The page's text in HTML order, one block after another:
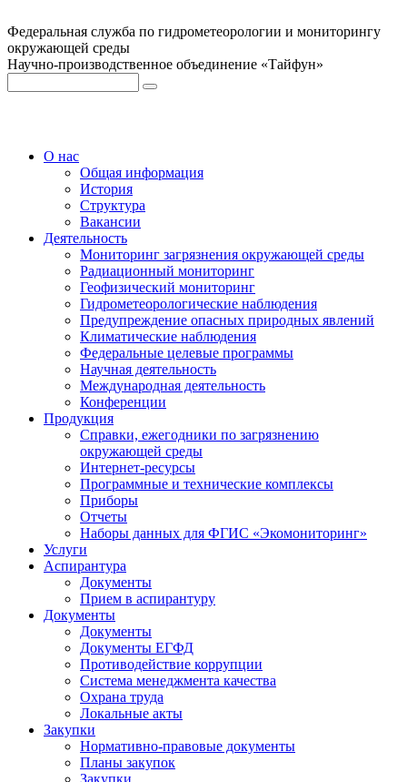
Федеральная служба по гидрометеорологии и мониторингу
окружающей среды
Научно-производственное объединение «Тайфун»
О нас
Общая информация
История
Структура
Вакансии
Деятельность
Мониторинг загрязнения окружающей среды
Радиационный мониторинг
Геофизический мониторинг
Гидрометеорологические наблюдения
Предупреждение опасных природных явлений
Климатические наблюдения
Федеральные целевые программы
Научная деятельность
Международная деятельность
Конференции
Продукция
Справки, ежегодники по загрязнению
окружающей среды
Интернет-ресурсы
Программные и технические комплексы
Приборы
Отчеты
Наборы данных для ФГИС «Экомониторинг»
Услуги
Аспирантура
Документы
Прием в аспирантуру
Документы
Документы
Документы ЕГФД
Противодействие коррупции
Система менеджмента качества
Охрана труда
Локальные акты
Закупки
Нормативно-правовые документы
Планы закупок
Закупки